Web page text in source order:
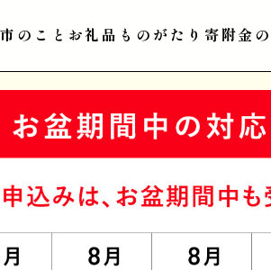
のこと お礼品ものがたり 寄附金